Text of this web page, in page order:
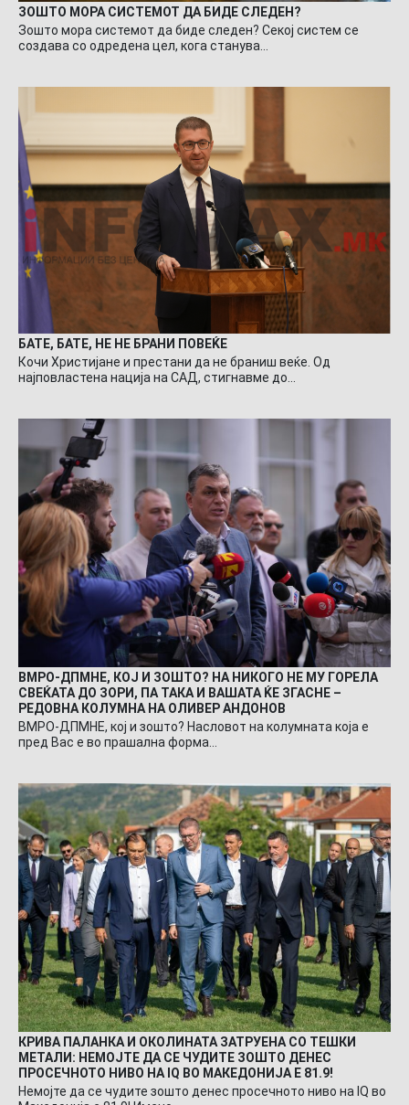
ЗОШТО МОРА СИСТЕМОТ ДА БИДЕ СЛЕДЕН?
Зошто мора системот да биде следен? Секој систем се
создава со одредена цел, кога станува…
БАТЕ, БАТЕ, НЕ НЕ БРАНИ ПОВЕЌЕ
Кочи Христијане и престани да не браниш веќе. Од
најповластена нација на САД, стигнавме до…
ВМРО-ДПМНЕ, КОЈ И ЗОШТО? НА НИКОГО НЕ МУ ГОРЕЛА
СВЕЌАТА ДО ЗОРИ, ПА ТАКА И ВАШАТА ЌЕ ЗГАСНЕ –
РЕДОВНА КОЛУМНА НА ОЛИВЕР АНДОНОВ
ВМРО-ДПМНЕ, кој и зошто? Насловот на колумната која е
пред Вас е во прашална форма…
КРИВА ПАЛАНКА И ОКОЛИНАТА ЗАТРУЕНА СО ТЕШКИ
МЕТАЛИ: НЕМОЈТЕ ДА СЕ ЧУДИТЕ ЗОШТО ДЕНЕС
ПРОСЕЧНОТО НИВО НА IQ ВО МАКЕДОНИЈА Е 81.9!
Немојте да се чудите зошто денес просечното ниво на IQ во